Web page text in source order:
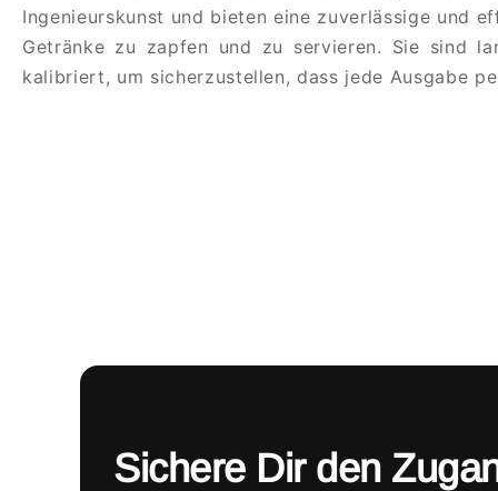
Ingenieurskunst und bieten eine zuverlässige und
Getränke zu zapfen und zu servieren. Sie sind
kalibriert, um sicherzustellen, dass jede Ausgabe
Sichere Dir den